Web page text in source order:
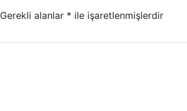
Gerekli alanlar * ile işaretlenmişlerdir